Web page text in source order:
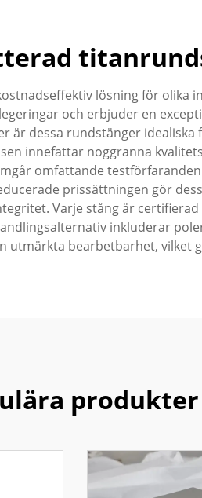
lösning för olika
och erbjuder en
är dessa rundstänger
innefattar noggranna
omfattande
prissättningen gör
Varje stång är
inkluderar
utmärkta bearbetbarhet, vilket
produkter